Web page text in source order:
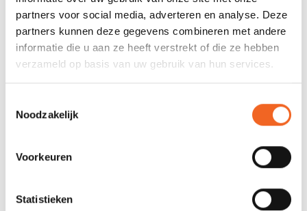
partners voor social media, adverteren en analyse. Deze
partners kunnen deze gegevens combineren met andere
informatie die u aan ze heeft verstrekt of die ze hebben
verzameld op basis van uw gebruik van hun services.
Noodzakelijk
Voorkeuren
Statistieken
€54,00 €132,00
ECKLA LOADASSIST,
ECKLA MUURBEUGELSET